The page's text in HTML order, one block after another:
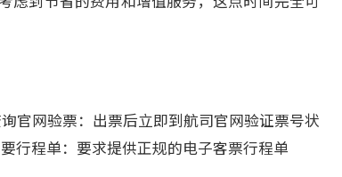
官网验票：出票后立即到航司官网验证票号状
行程单：要求提供正规的电子客票行程单